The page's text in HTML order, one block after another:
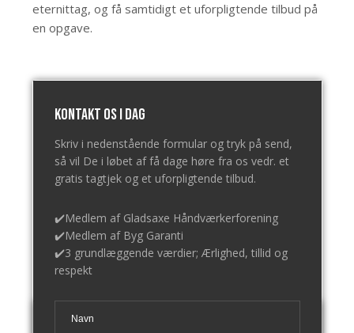
eternittag, og få samtidigt et uforpligtende tilbud på
en opgave.​
Kontakt os i dag
Skriv i nedenstående formular og tryk på send,
så vil De i løbet af få dage høre fra os vedr. et
gratis tagtjek og et uforpligtende tilbud.
✔️Medlem af Gladsaxe Håndværkerforening
​✔️Medlem af Byg Garanti
​​✔️3 grundlæggende værdier; Ærlighed, tillid og
respekt